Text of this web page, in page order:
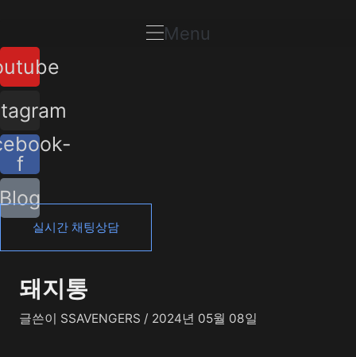
츠
로
건
너
뛰
기
Menu
f
Blog
실시간 채팅상담
돼지통
글쓴이 SSAVENGERS / 2024년 05월 08일
트
탐
색